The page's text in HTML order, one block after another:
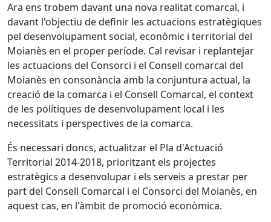
Ara ens trobem davant una nova realitat comarcal, i
davant l'objectiu de definir les actuacions estratègiques
pel desenvolupament social, econòmic i territorial del
Moianès en el proper període. Cal revisar i replantejar
les actuacions del Consorci i el Consell comarcal del
Moianès en consonància amb la conjuntura actual, la
creació de la comarca i el Consell Comarcal, el context
de les polítiques de desenvolupament local i les
necessitats i perspectives de la comarca.
És necessari doncs, actualitzar el Pla d'Actuació
Territorial 2014-2018, prioritzant els projectes
estratègics a desenvolupar i els serveis a prestar per
part del Consell Comarcal i el Consorci del Moianès, en
aquest cas, en l'àmbit de promoció econòmica.